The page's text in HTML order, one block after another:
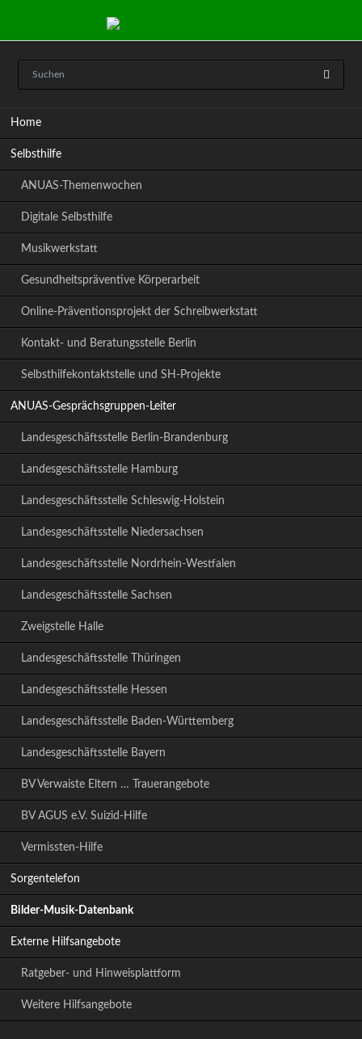
Navigation
Home
Selbsthilfe
ANUAS-Themenwochen
Digitale Selbsthilfe
Musikwerkstatt
Gesundheitspräventive Körperarbeit
Online-Präventionsprojekt der Schreibwerkstatt
Kontakt- und Beratungsstelle Berlin
Selbsthilfekontaktstelle und SH-Projekte
ANUAS-Gesprächsgruppen-Leiter
Landesgeschäftsstelle Berlin-Brandenburg
Landesgeschäftsstelle Hamburg
Landesgeschäftsstelle Schleswig-Holstein
Landesgeschäftsstelle Niedersachsen
Landesgeschäftsstelle Nordrhein-Westfalen
Landesgeschäftsstelle Sachsen
Zweigstelle Halle
Landesgeschäftsstelle Thüringen
Landesgeschäftsstelle Hessen
Landesgeschäftsstelle Baden-Württemberg
Landesgeschäftsstelle Bayern
BV Verwaiste Eltern … Trauerangebote
BV AGUS e.V. Suizid-Hilfe
Vermissten-Hilfe
Sorgentelefon
Bilder-Musik-Datenbank
Externe Hilfsangebote
Ratgeber- und Hinweisplattform
Weitere Hilfsangebote